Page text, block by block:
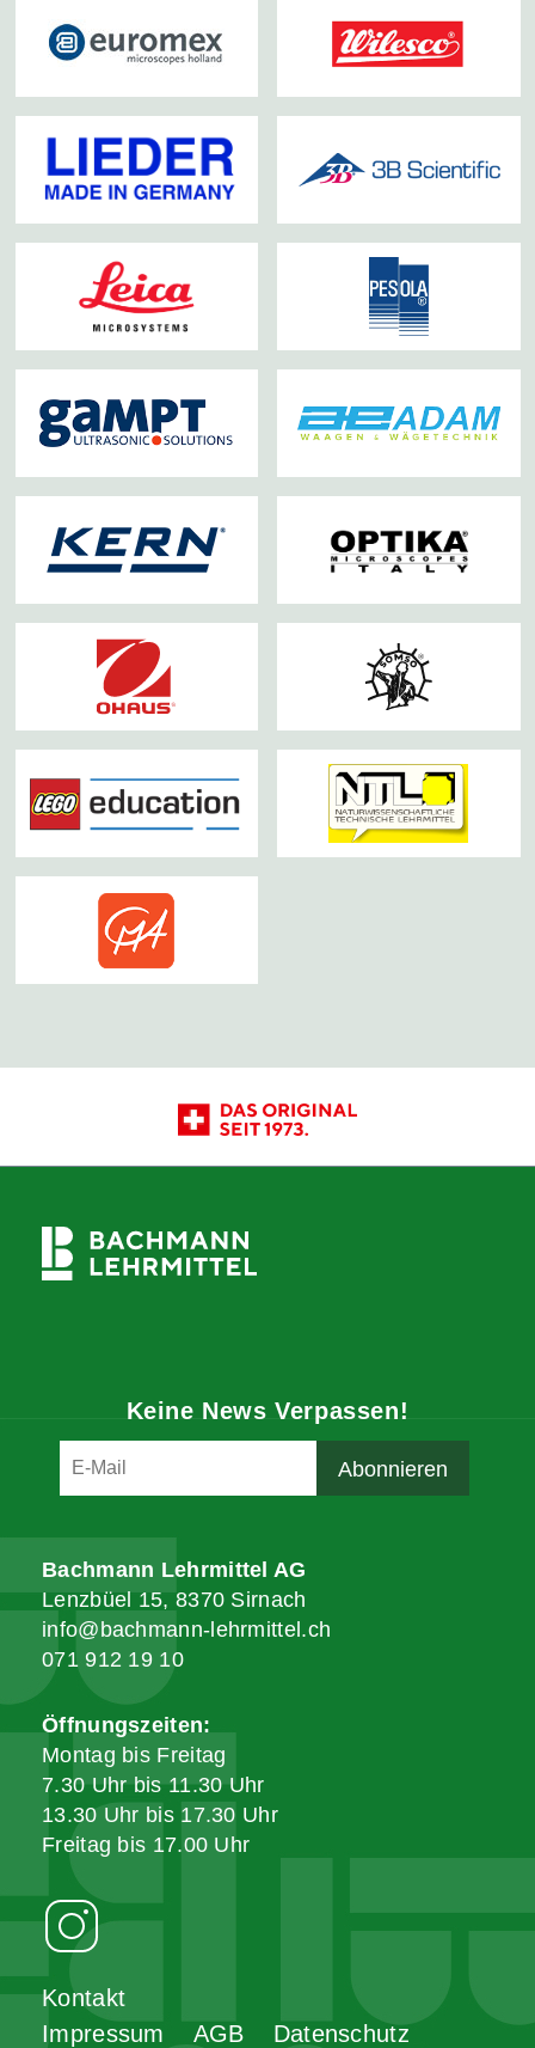
Keine News Verpassen!
Kontakt
Impressum
AGB Datenschutz
Bachmann Lehrmittel AG
Lenzbüel 15, 8370 Sirnach
info@bachmann-lehrmittel.ch
071 912 19 10
Öffnungszeiten:
Montag bis Freitag
7.30 Uhr bis 11.30 Uhr
13.30 Uhr bis 17.30 Uhr
Freitag bis 17.00 Uhr